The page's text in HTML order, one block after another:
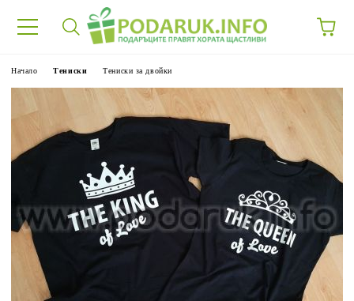
Начало Тениски Тениски за двойки